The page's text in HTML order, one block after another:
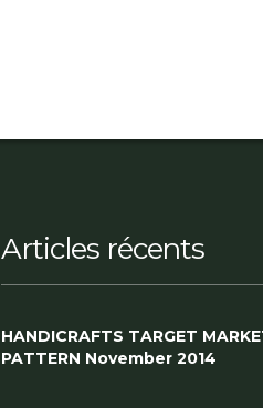
Articles récents
HANDICRAFTS TARGET
PATTERN November 2014